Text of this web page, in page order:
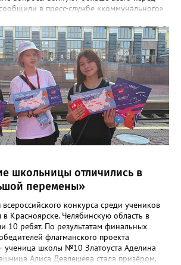
в пресс-службе «коммунального»
например, предлагают поделиться
их накануне зимы. Среди вариантов:
отопительного сезона, температура в
аварии и перебои, размер платы за
оценку работе управляющей
от «Безусловно хорошо» до
«Опрос займет всего пару минут, но ваши
внимание на темы, которые
для людей», - утверждают в
школьницы отличились в
перемены»
конкурса среди учеников
Красноярске. Челябинскую область в
10 ребят. По результатам финальных
флагманского проекта
ученица школы №10 Златоуста Аделина
Алиса Девлешева стала призёром.